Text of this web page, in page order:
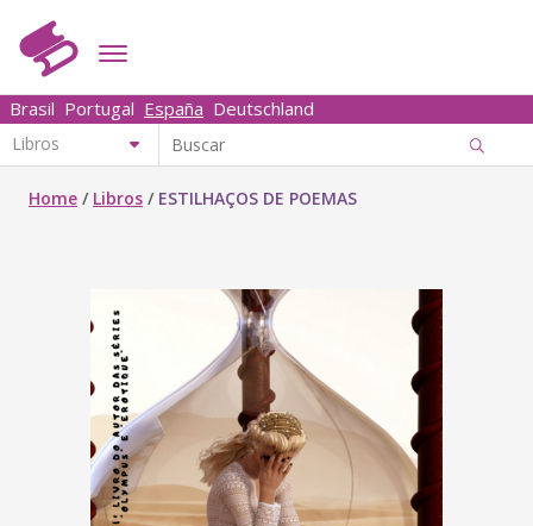
Brasil Portugal España Deutschland
Home / Libros / ESTILHAÇOS DE POEMAS